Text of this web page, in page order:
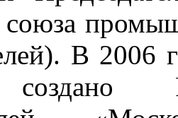
союза
В 2006